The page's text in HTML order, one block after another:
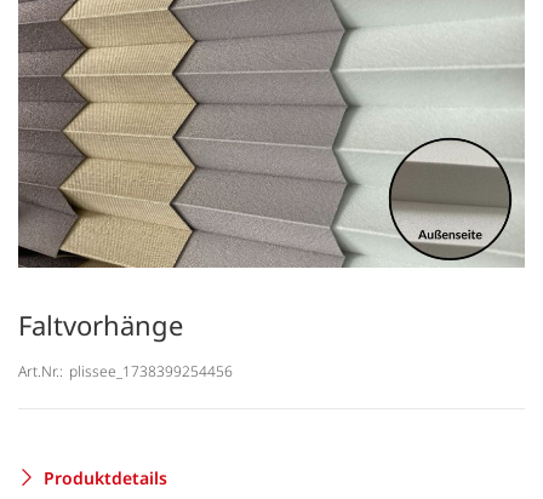
Faltvorhänge
Art.Nr.: plissee_1738399254456
Produktdetails